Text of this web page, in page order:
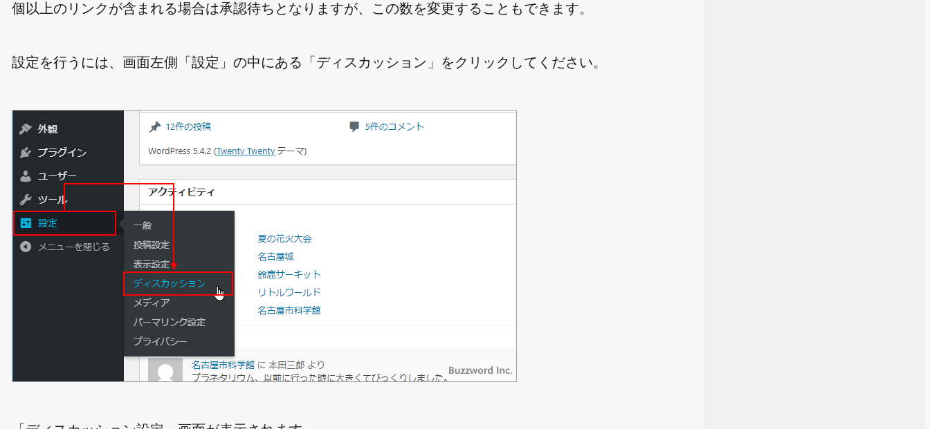
個以上のリンクが含まれる場合は承認待ちとなりますが、この数を変更することもできます。
設定を行うには、画面左側「設定」の中にある「ディスカッション」をクリックしてください。